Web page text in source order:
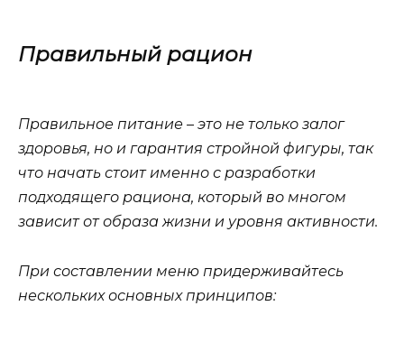
Правильный рацион
Правильное питание – это не только залог
здоровья, но и гарантия стройной фигуры, так
что начать стоит именно с разработки
подходящего рациона, который во многом
зависит от образа жизни и уровня активности.
При составлении меню придерживайтесь
нескольких основных принципов: